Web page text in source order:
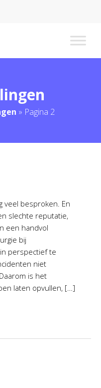
» Pagina 2
veel besproken. En
slechte reputatie,
een handvol
bij
perspectief te
niet
is het
laten opvullen, […]